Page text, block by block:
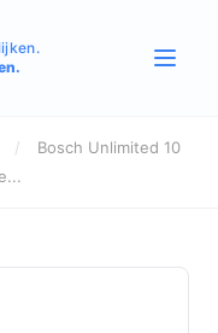
/
Bosch Unlimited 10